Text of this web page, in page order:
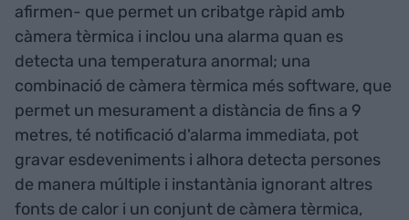
afirmen- que permet un cribatge ràpid amb
càmera tèrmica i inclou una alarma quan es
detecta una temperatura anormal; una
combinació de càmera tèrmica més software, que
permet un mesurament a distància de fins a 9
metres, té notificació d'alarma immediata, pot
gravar esdeveniments i alhora detecta persones
de manera múltiple i instantània ignorant altres
fonts de calor i un conjunt de càmera tèrmica,